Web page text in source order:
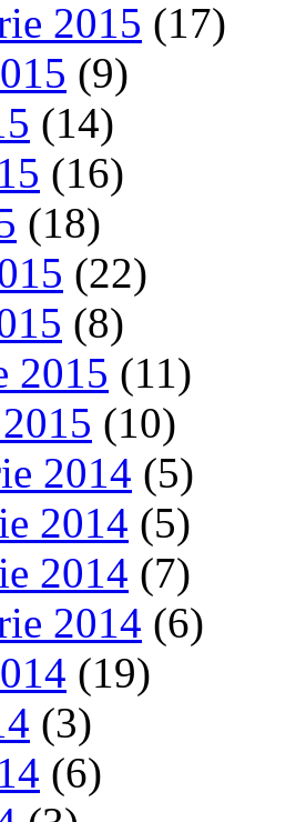
2015 (17)
(9)
(14)
(16)
(18)
(22)
(8)
2015 (11)
(10)
2014 (5)
2014 (5)
2014 (7)
2014 (6)
(19)
(3)
(6)